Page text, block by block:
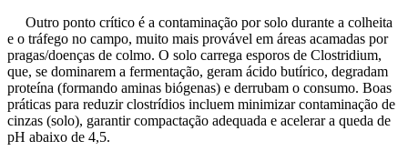
Outro ponto crítico é a contaminação por solo durante a colheita
e o tráfego no campo, muito mais provável em áreas acamadas por
pragas/doenças de colmo. O solo carrega esporos de Clostridium,
que, se dominarem a fermentação, geram ácido butírico, degradam
proteína (formando aminas biógenas) e derrubam o consumo. Boas
práticas para reduzir clostrídios incluem minimizar contaminação de
cinzas (solo), garantir compactação adequada e acelerar a queda de
pH abaixo de 4,5.